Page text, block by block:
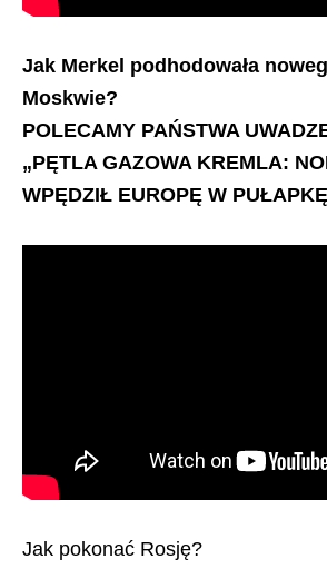
Jak Merkel podhodowała
Moskwie?
POLECAMY PAŃSTWA
„PĘTLA GAZOWA KREMLA:
WPĘDZIŁ EUROPĘ W
Jak pokonać Rosję?